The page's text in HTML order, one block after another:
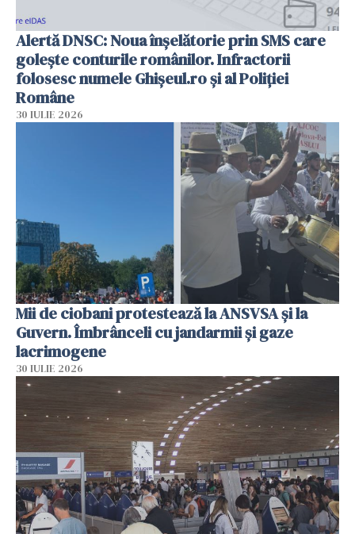
Alertă DNSC: Noua înșelătorie prin SMS care
golește conturile românilor. Infractorii
folosesc numele Ghișeul.ro și al Poliției
Române
30 IULIE 2026
Mii de ciobani protestează la ANSVSA și la
Guvern. Îmbrânceli cu jandarmii și gaze
lacrimogene
30 IULIE 2026